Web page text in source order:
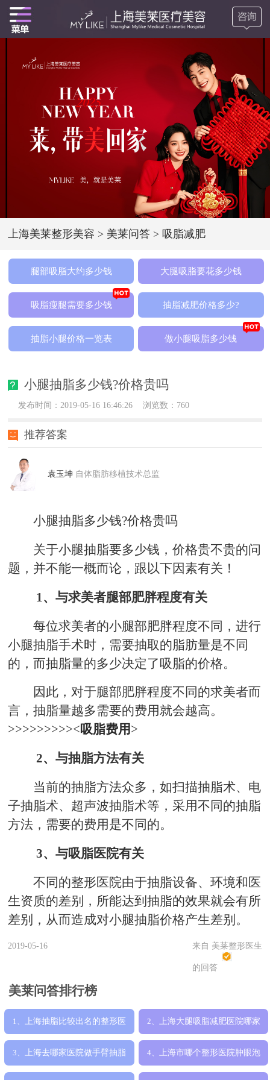
上海美莱整形美容 > 美莱问答 >吸脂减肥
腿部吸脂大约多少钱 大腿吸脂要花多少钱
吸脂瘦腿需要多少钱 抽脂减肥价格多少?
抽脂小腿价格一览表 做小腿吸脂多少钱
小腿抽脂多少钱?价格贵吗
发布时间：2019-05-16 16:46:26 浏览数：760
推荐答案
袁玉坤 自体脂肪移植技术总监
小腿抽脂多少钱?价格贵吗
关于小腿抽脂要多少钱，价格贵不贵的问
题，并不能一概而论，跟以下因素有关！
1、与求美者腿部肥胖程度有关
每位求美者的小腿部肥胖程度不同，进行
小腿抽脂手术时，需要抽取的脂肪量是不同
的，而抽脂量的多少决定了吸脂的价格。
因此，对于腿部肥胖程度不同的求美者而
言，抽脂量越多需要的费用就会越高。
>>>>>>>>><吸脂费用>
2、与抽脂方法有关
当前的抽脂方法众多，如扫描抽脂术、电
子抽脂术、超声波抽脂术等，采用不同的抽脂
方法，需要的费用是不同的。
3、与吸脂医院有关
不同的整形医院由于抽脂设备、环境和医
生资质的差别，所能达到抽脂的效果就会有所
差别，从而造成对小腿抽脂价格产生差别。
2019-05-16 来自 美莱整形医生
的回答
美莱问答排行榜
1、 上海抽脂比较出名的整形医
院是哪家，哪
2、 上海大腿吸脂减肥医院哪家
好，上海美莱
3、 上海去哪家医院做手臂抽脂 4、 上海市哪个整形医院肿眼泡